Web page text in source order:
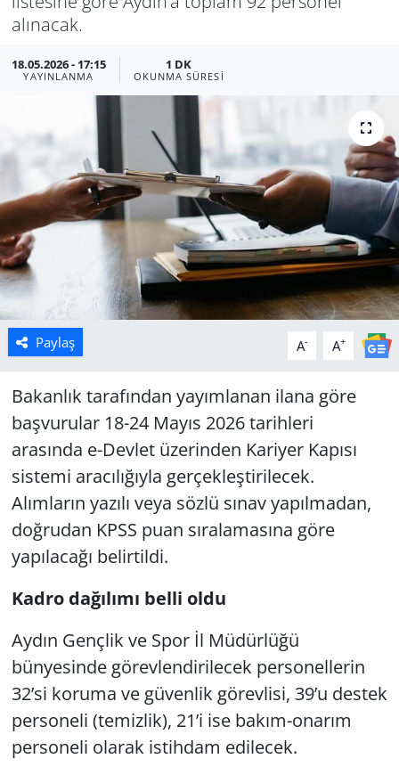
alınacak.
18.05.2026 - 17:15
YAYINLANMA
1 DK
OKUNMA SÜRESI
Paylaş A- A+
Bakanlık tarafından yayımlanan ilana göre
başvurular 18-24 Mayıs 2026 tarihleri
arasında e-Devlet üzerinden Kariyer Kapısı
sistemi aracılığıyla gerçekleştirilecek.
Alımların yazılı veya sözlü sınav yapılmadan,
doğrudan KPSS puan sıralamasına göre
yapılacağı belirtildi.
Kadro dağılımı belli oldu
Aydın Gençlik ve Spor İl Müdürlüğü
bünyesinde görevlendirilecek personellerin
32’si koruma ve güvenlik görevlisi, 39’u destek
personeli (temizlik), 21’i ise bakım-onarım
personeli olarak istihdam edilecek.
Politika
Uşak